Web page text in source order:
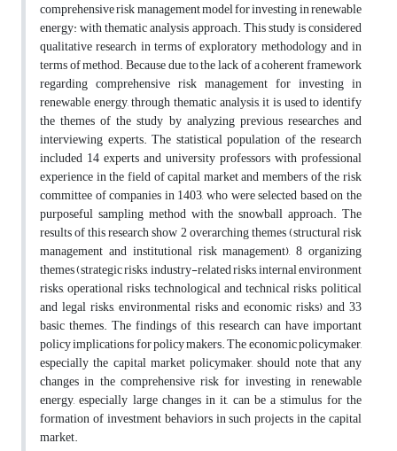
comprehensive risk management model for investing in renewable
energy: with thematic analysis approach. This study is considered
qualitative research in terms of exploratory methodology and in
terms of method. Because due to the lack of a coherent framework
regarding comprehensive risk management for investing in
renewable energy, through thematic analysis, it is used to identify
the themes of the study by analyzing previous researches and
interviewing experts. The statistical population of the research
included 14 experts and university professors with professional
experience in the field of capital market and members of the risk
committee of companies in 1403, who were selected based on the
purposeful sampling method with the snowball approach. The
results of this research show 2 overarching themes (structural risk
management and institutional risk management), 8 organizing
themes (strategic risks, industry-related risks, internal environment
risks, operational risks, technological and technical risks, political
and legal risks, environmental risks and economic risks) and 33
basic themes. The findings of this research can have important
policy implications for policy makers. The economic policymaker,
especially the capital market policymaker, should note that any
changes in the comprehensive risk for investing in renewable
energy, especially large changes in it, can be a stimulus for the
formation of investment behaviors in such projects in the capital
market.